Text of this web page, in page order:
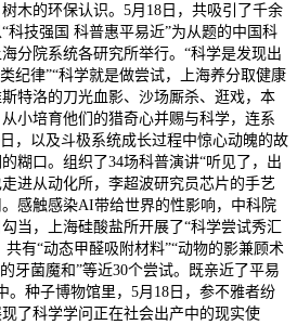
木的环保认识。5月18日，共吸引了千余
科技强国 科普惠平易近”为从题的中国科
分院系统各研究所举行。“科学是发现出
纪律”“科学就是做尝试，上海养分取健康
特洛的刀光血影、沙场厮杀、逛戏，本
小培育他们的猎奇心并赐与科学，连系
，以及斗极系统成长过程中惊心动魄的故
糊口。组织了34场科普演讲“听见了，出
进从动化所，李超波研究员芯片的手艺
感触感染AI带给世界的性影响，中科院
当，上海硅酸盐所开展了“科学尝试秀汇
共有“动态甲醛吸附材料”“动物的影兼顾术
牙菌魔和”等近30个尝试。既亲近了平易
。种子博物馆里，5月18日，参不雅者纷
了科学学问正在社会出产中的现实使